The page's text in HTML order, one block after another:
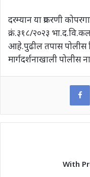
दरम्यान या प्रकरणी
क्रं.३१८/२०२३
आहे.पुढील तपास पोलीस
मार्गदर्शनाखाली
With